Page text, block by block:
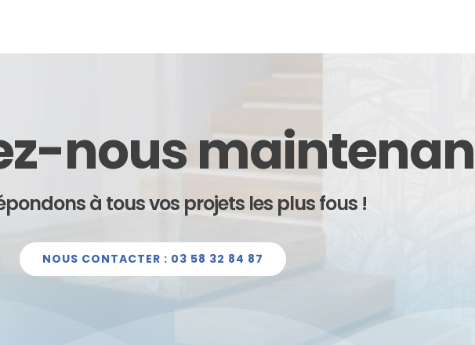
nous
à tous vos projets les plus fous !
NOUS CONTACTER : 03 58 32 84 87